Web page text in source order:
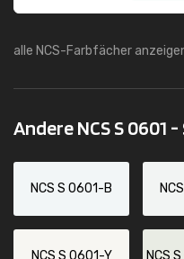
alle NCS-Farbfächer
Andere NCS S 0601 -
NCS S 0601-B
NCS S 0601-Y NCS